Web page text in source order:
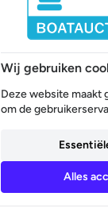
Wij gebruiken
Deze website maakt
om de
Alles